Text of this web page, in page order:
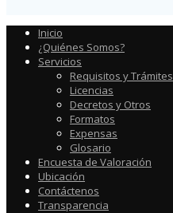
Inicio
¿Quiénes Somos?
Servicios
Requisitos y Trámites
Licencias
Decretos y Otros
Formatos
Expensas
Glosario
Encuesta de Valoración
Ubicación
Contáctenos
Transparencia